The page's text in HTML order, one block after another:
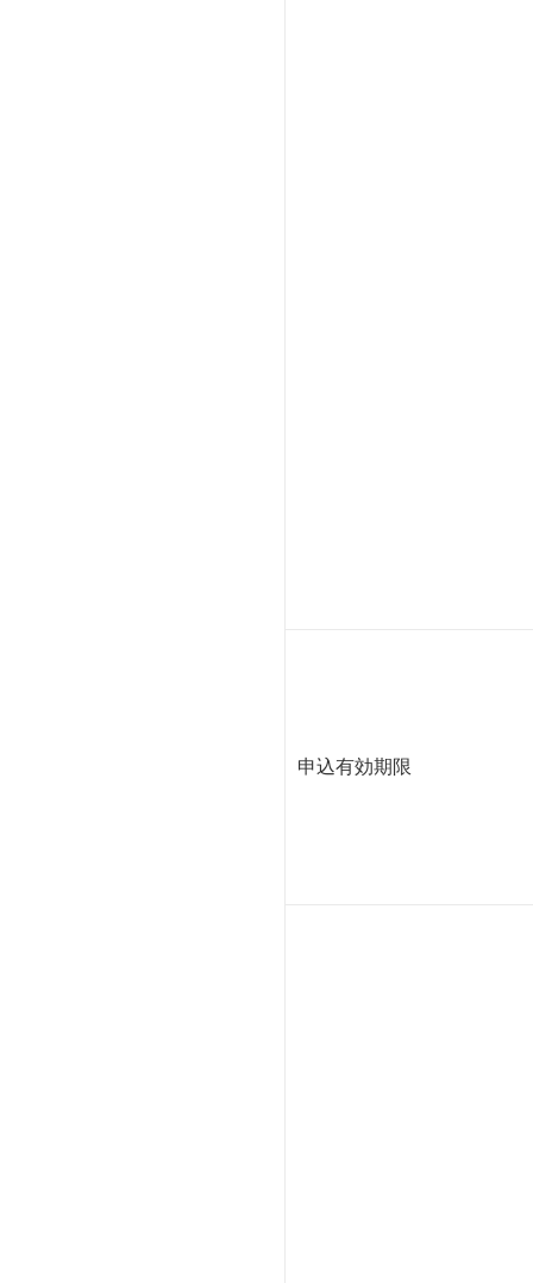
申込有効期限